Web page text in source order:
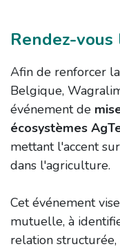
Rendez-
Afin de renforcer
Belgique,
événement de
écosystèmes
mettant l'accent
dans l'agriculture.
Cet événement
mutuelle, à
relation structurée,